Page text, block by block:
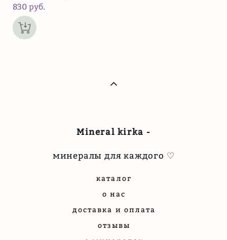
830 pуб.
Mineral kirka -
минералы для каждого ♡
каталог
о нас
доставка и оплата
отзывы